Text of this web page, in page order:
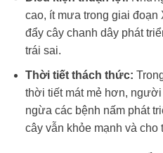
cao, ít mưa trong giai
đẩy cây chanh dây phát
trái sai.
Thời tiết thách thức:
thời tiết mát mẻ hơn,
ngừa các bệnh nấm phát
cây vẫn khỏe mạnh và cho